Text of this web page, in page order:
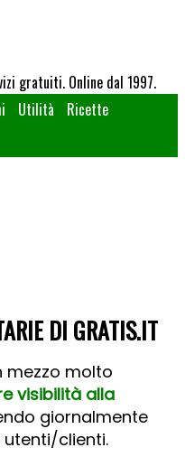
gratuiti. Online dal 1997.
Utilità
Ricette
DI GRATIS.IT
mezzo molto
visibilità alla
giornalmente
utenti/clienti.